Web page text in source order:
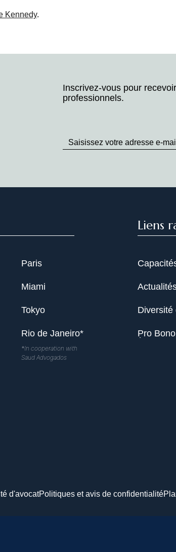
Kennedy.
Inscrivez-vous pour
professionnels.
to
Paris
Miami
Tokyo
Rio de Janeiro*
*In cooperation with
Saud Advogados
Liens
Diversité
Pro Bono
d'avocatPolitiques et avis de confidentialité